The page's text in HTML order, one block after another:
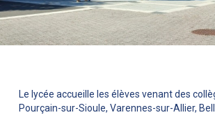
Le lycée accueille les élèves venant des
Pourçain-sur-Sioule, Varennes-sur-Allier,